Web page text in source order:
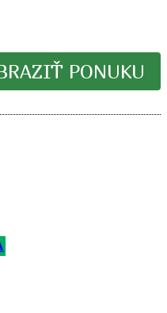
PONUKU